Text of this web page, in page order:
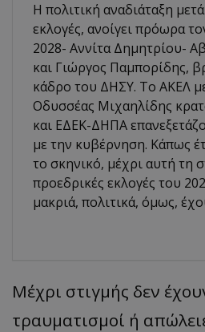
Η πολιτική αναδιάταξη
εκλογές, ανοίγει πρόωρα
2028- Αννίτα Δημητρίου-
και Γιώργος Παμπορίδης,
κάδρο του ΔΗΣΥ. Το ΑΚΕΛ
Οδυσσέας Μιχαηλίδης
και ΕΔΕΚ-ΔΗΠΑ
με την κυβέρνηση. Κάπως
το σκηνικό, μέχρι αυτή τη
προεδρικές εκλογές του
μακριά, πολιτικά, όμως,
Μέχρι στιγμής δεν
τραυματισμοί ή